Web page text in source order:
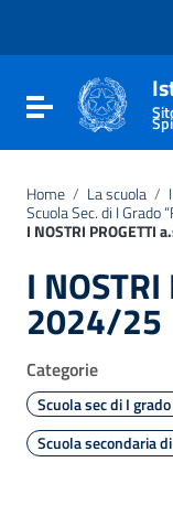
Vai al footer
Attiva / disattiva
Home / La scuola /
Scuola Sec. di I Grado
I NOSTRI PROGETTI
I
2024/25
Categorie
Scuola sec di I
Scuola secondaria